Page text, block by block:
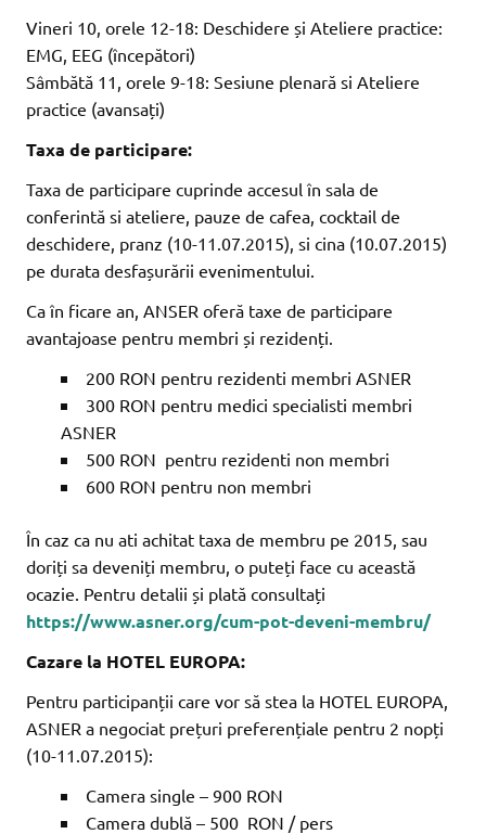
Vineri 10, orele 12-18: Deschidere și Ateliere practice:
EMG, EEG (începători)
Sâmbătă 11, orele 9-18: Sesiune plenară si Ateliere
practice (avansați)
Taxa de participare:
Taxa de participare cuprinde accesul în sala de
conferintă si ateliere, pauze de cafea, cocktail de
deschidere, pranz (10-11.07.2015), si cina (10.07.2015)
pe durata desfașurării evenimentului.
Ca în ficare an, ANSER oferă taxe de participare
avantajoase pentru membri și rezidenți.
200 RON pentru rezidenti membri ASNER
300 RON pentru medici specialisti membri
ASNER
500 RON pentru rezidenti non membri
600 RON pentru non membri
În caz ca nu ati achitat taxa de membru pe 2015, sau
doriți sa deveniți membru, o puteți face cu această
ocazie. Pentru detalii și plată consultați
https://www.asner.org/cum-pot-deveni-membru/
Cazare la HOTEL EUROPA:
Pentru participanții care vor să stea la HOTEL EUROPA,
ASNER a negociat prețuri preferențiale pentru 2 nopți
(10-11.07.2015):
Camera single – 900 RON
Camera dublă – 500 RON / pers